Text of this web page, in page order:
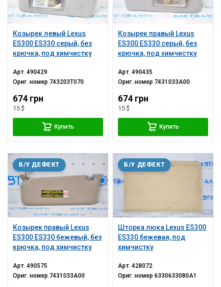
Козырек левый Lexus
ES300 ES330 серый, без
крючка, под химчистку
Арт.490429
Ориг. номер 743203T070
674 грн
15 $
Купить
Козырек правый Lexus
ES300 ES330 серый, без
крючка, под химчистку
Арт.490435
Ориг. номер 7431033A00
674 грн
15 $
Купить
Козырек правый Lexus
ES300 ES330 бежевый, без
крючка, под химчистку
Б/У ДЕФЕКТ
Арт.490575
Ориг. номер 7431033A00
Шторка люка Lexus ES300
ES330 бежевая, под
химчистку
Б/У ДЕФЕКТ
Арт.428072
Ориг. номер6330633080A1